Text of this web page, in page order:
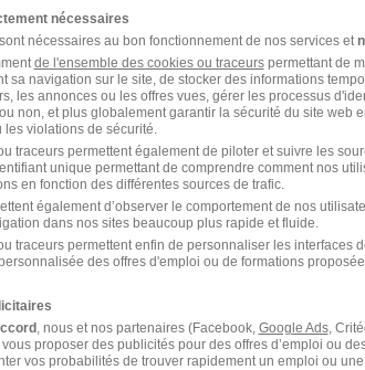
25 000 € / an Début le 16 mars
Voir
nécessaires
nécessaires au bon fonctionnement de nos services et
de l'ensemble des cookies ou traceurspermettant de
sa navigation sur le site, de stocker des informations
les annonces ou les offres vues, gérer les processus
non, et plus globalement garantir la sécurité du site web
violations de sécurité.
traceurs permettent également de piloter et suivre les
unique permettant de comprendre comment nos
en fonction des différentes sources de trafic.
également d’observer le comportement de nos
dans nos sites beaucoup plus rapide et fluide.
traceurs permettent enfin de personnaliser les interfaces
des offres d'emploi ou de formations
, nous et nos partenaires (Facebook, Google Ads,
proposer des publicités pour des offres d’emploi ou
vos probabilités de trouver rapidement un emploi ou une